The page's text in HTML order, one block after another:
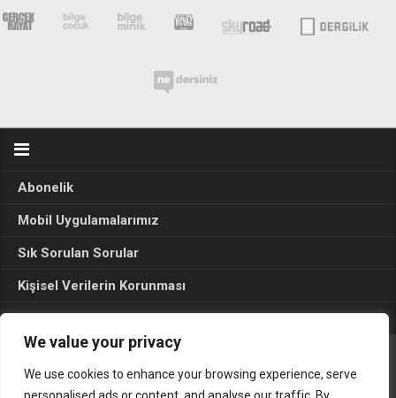
We value your privacy
We use cookies to enhance your browsing experience, serve
Abonelik
Mobil Uygulamalarımız
Sık Sorulan Sorular
Kişisel Verilerin Korunması
Seçim Sonuçları 2024
Gerçek Hayat © 2015. Her hakkı sakldır.